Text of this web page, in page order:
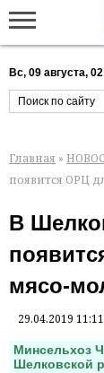
Вс, 09 августа,
Главная »
появится ОРЦ
В
мясо-
29.04.2019 11:11
Минсельхоз
Шелковской